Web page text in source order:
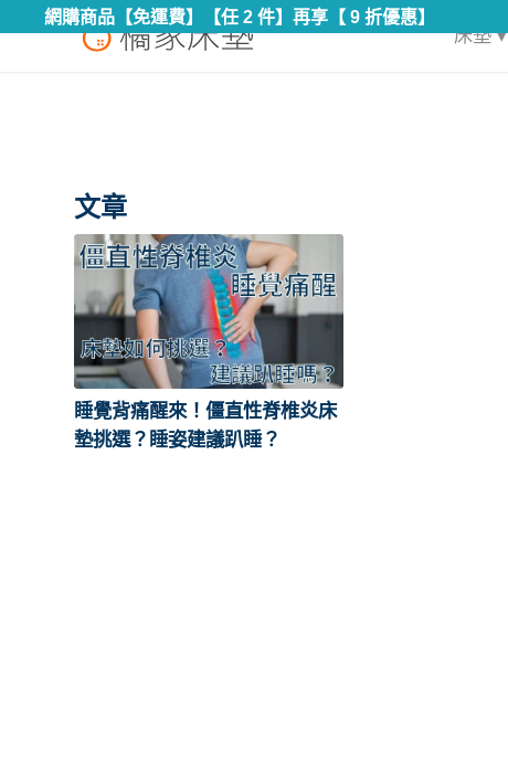
網購商品【免運費】【任 2 件】再享【 9 折優惠】
床墊 ▾
文章
睡覺背痛醒來！僵直性脊椎炎床
墊挑選？睡姿建議趴睡？